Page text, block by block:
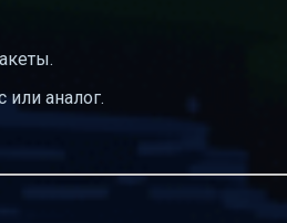
или аналог.